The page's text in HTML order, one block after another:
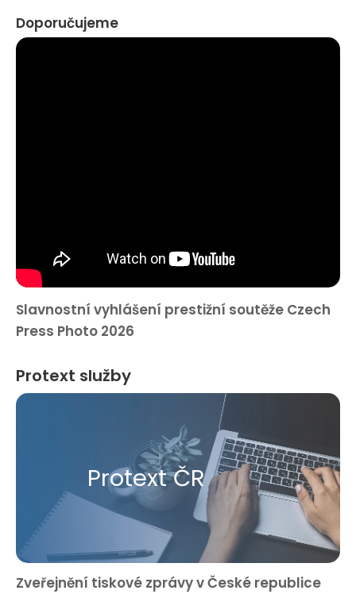
Doporučujeme
Slavnostní vyhlášení prestižní soutěže Czech
Press Photo 2026
Protext služby
Protext ČR
Zveřejnění tiskové zprávy v České republice